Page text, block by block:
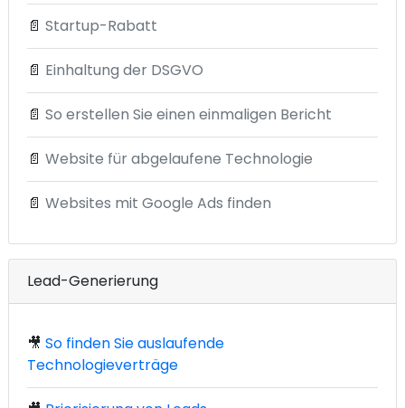
📄 Startup-Rabatt
📄 Einhaltung der DSGVO
📄 So erstellen Sie einen einmaligen Bericht
📄 Website für abgelaufene Technologie
📄 Websites mit Google Ads finden
Lead-Generierung
🎥 So finden Sie auslaufende
Technologieverträge